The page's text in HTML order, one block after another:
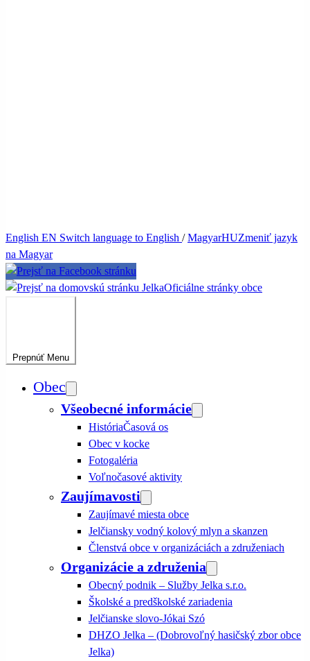
English EN Switch language to English /MagyarHUZmeniť jazyk
na Magyar
JelkaOficiálne stránky obce
Prepnúť Menu
Obec
Všeobecné informácie
HistóriaČasová os
Obec v kocke
Fotogaléria
Voľnočasové aktivity
Zaujímavosti
Zaujímavé miesta obce
Jelčiansky vodný kolový mlyn a skanzen
Členstvá obce v organizáciách a združeniach
Organizácie a združenia
Obecný podnik – Služby Jelka s.r.o.
Školské a predškolské zariadenia
Jelčianske slovo-Jókai Szó
DHZO Jelka – (Dobrovoľný hasičský zbor obce
Jelka)